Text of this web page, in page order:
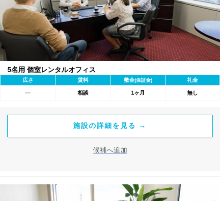
5名用 個室レンタルオフィス
広さ 賃料 敷金(保証金) 礼金
― 相談 1ヶ月 無し
施設の詳細を見る →
候補へ追加